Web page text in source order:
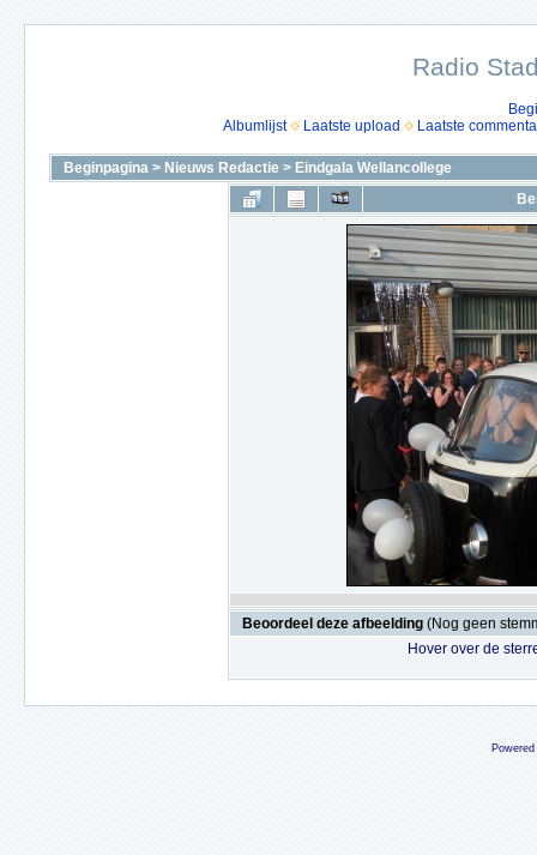
Radio
Albumlijst
Laatste upload Laatste
Beginpagina > Nieuws Redactie > Eindgala Wellancollege
Beoordeel deze afbeelding (Nog geen
Hover over de